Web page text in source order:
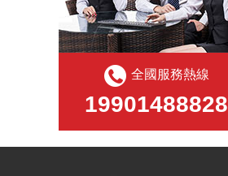
全國服務熱線
19901488828